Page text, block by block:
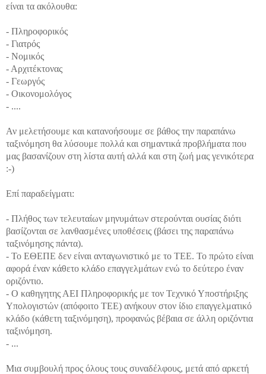
είναι τα ακόλουθα:
- Πληροφορικός
- Γιατρός
- Νομικός
- Αρχιτέκτονας
- Γεωργός
- Οικονομολόγος
- ....
Αν μελετήσουμε και κατανοήσουμε σε βάθος την παραπάνω
ταξινόμηση θα λύσουμε πολλά και σημαντικά προβλήματα που
μας βασανίζουν στη λίστα αυτή αλλά και στη ζωή μας γενικότερα
:-)
Επί παραδείγματι:
- Πλήθος των τελευταίων μηνυμάτων στερούνται ουσίας διότι
βασίζονται σε λανθασμένες υποθέσεις (βάσει της παραπάνω
ταξινόμησης πάντα).
- Το ΕΘΕΠΕ δεν είναι ανταγωνιστικό με το ΤΕΕ. Το πρώτο είναι
αφορά έναν κάθετο κλάδο επαγγελμάτων ενώ το δεύτερο έναν
οριζόντιο.
- Ο καθηγητης ΑΕΙ Πληροφορικής με τον Τεχνικό Υποστήριξης
Υπολογιστών (απόφοιτο ΤΕΕ) ανήκουν στον ίδιο επαγγελματικό
κλάδο (κάθετη ταξινόμηση), προφανώς βέβαια σε άλλη οριζόντια
ταξινόμηση.
- ...
Μια συμβουλή προς όλους τους συναδέλφους, μετά από αρκετή